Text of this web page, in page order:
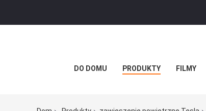
DO DOMU PRODUKTY FILMY